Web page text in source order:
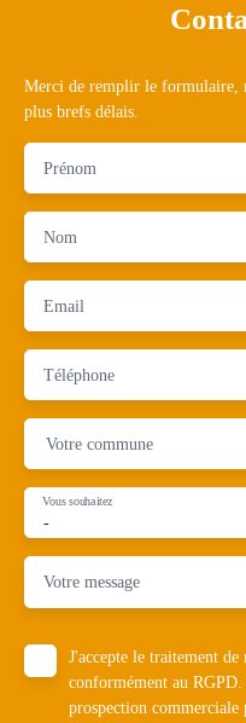
Merci de remplir le formulaire,
plus brefs délais.
Prénom
Nom
Email
Téléphone
Votre commune
-
Vous souhaitez
Votre message
J'accepte le traitement de
conformément au
prospection